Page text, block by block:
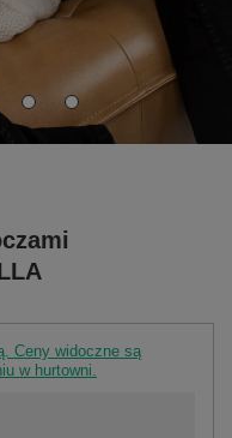
Ceny widoczne są
w hurtowni.